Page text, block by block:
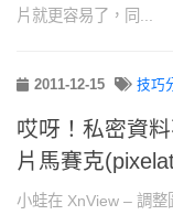
片就更容易了，同...
2011-12-15 技巧
哎呀！私密資
片馬賽克
小蛙在 XnView – 調